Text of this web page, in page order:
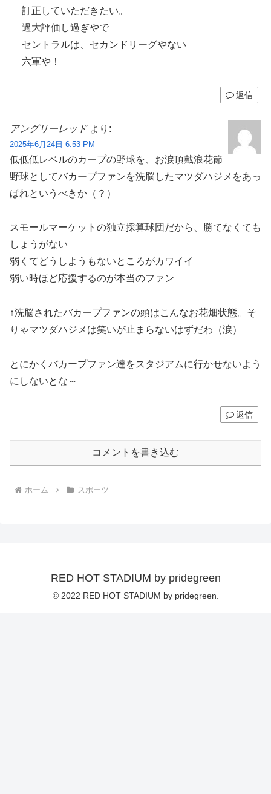
訂正していただきたい。
過大評価し過ぎやで
セントラルは、セカンドリーグやない
六軍や！
返信
アングリーレッド より:
2025年6月24日 6:53 PM
低低低レベルのカープの野球を、お涙頂戴浪花節
野球としてバカープファンを洗脳したマツダハジメをあっ
ぱれというべきか（？）
スモールマーケットの独立採算球団だから、勝てなくても
しょうがない
弱くてどうしようもないところがカワイイ
弱い時ほど応援するのが本当のファン
↑洗脳されたバカープファンの頭はこんなお花畑状態。そ
りゃマツダハジメは笑いが止まらないはずだわ（涙）
とにかくバカープファン達をスタジアムに行かせないよう
にしないとな～
返信
コメントを書き込む
ホーム スポーツ
RED HOT STADIUM by pridegreen
© 2022 RED HOT STADIUM by pridegreen.